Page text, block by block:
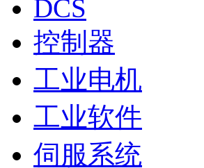
DCS
控制器
工业电机
工业软件
伺服系统